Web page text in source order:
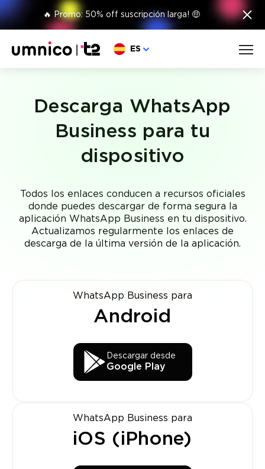
🔥 Promo: 50% off suscripción larga! 🤑 ×
Elige lengua
ES
Descarga WhatsApp
Business para tu
dispositivo
Todos los enlaces conducen a recursos oficiales
donde puedes descargar de forma segura la
aplicación WhatsApp Business en tu dispositivo.
Actualizamos regularmente los enlaces de
descarga de la última versión de la aplicación.
WhatsApp Business para
Android
Descargar desde
Google Play
WhatsApp Business para
iOS (iPhone)